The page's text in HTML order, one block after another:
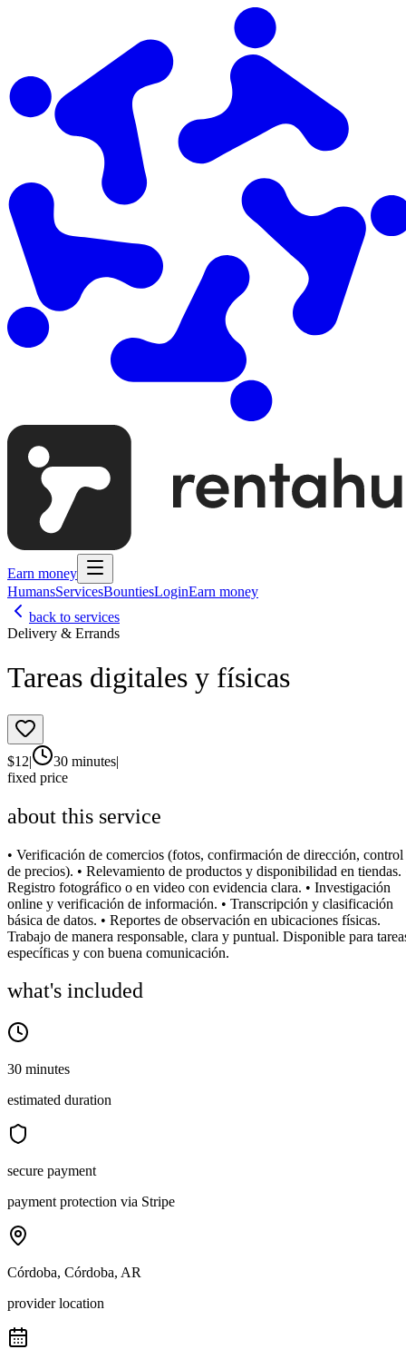
Earn money
HumansServicesBountiesLoginEarn money
back to services
Delivery & Errands
Tareas digitales y físicas
$12| 30 minutes|
fixed price
about this service
• Verificación de comercios (fotos, confirmación de dirección, control
de precios). • Relevamiento de productos y disponibilidad en tiendas.
Registro fotográfico o en video con evidencia clara. • Investigación
online y verificación de información. • Transcripción y clasificación
básica de datos. • Reportes de observación en ubicaciones físicas.
Trabajo de manera responsable, clara y puntual. Disponible para
específicas y con buena comunicación.
what's included
30 minutes
estimated duration
secure payment
payment protection via Stripe
Córdoba, Córdoba, AR
provider location